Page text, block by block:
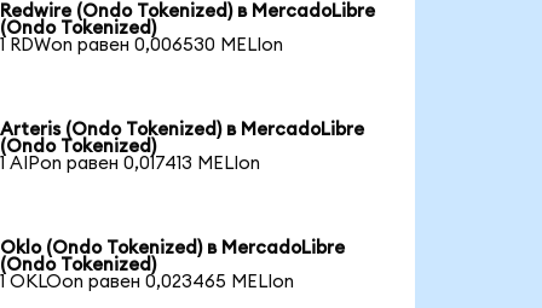
Redwire (Ondo Tokenized) в MercadoLibre
(Ondo Tokenized)
1 RDWon равен 0,006530 MELIon
Arteris (Ondo Tokenized) в MercadoLibre
(Ondo Tokenized)
1 AIPon равен 0,017413 MELIon
Oklo (Ondo Tokenized) в MercadoLibre
(Ondo Tokenized)
1 OKLOon равен 0,023465 MELIon